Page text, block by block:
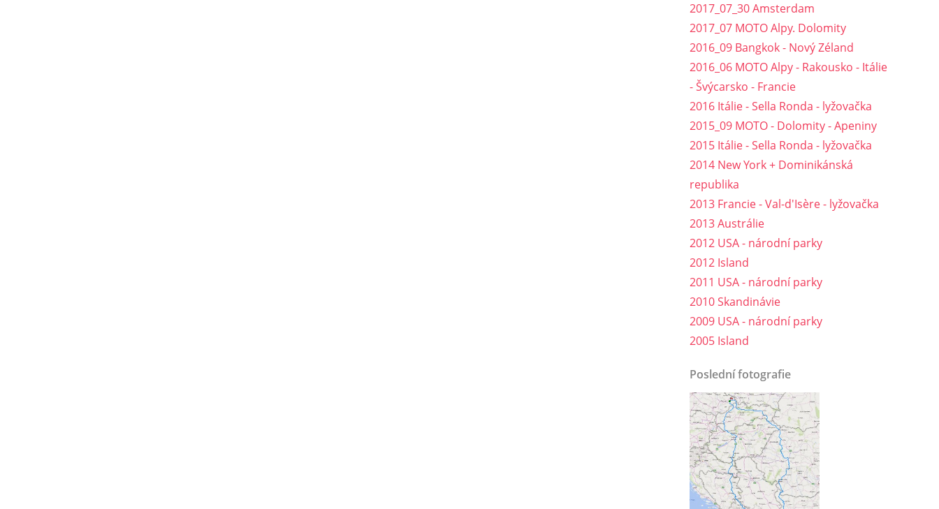
2017_07_30 Amsterdam
2017_07 MOTO Alpy. Dolomity
2016_09 Bangkok - Nový Zéland
2016_06 MOTO Alpy - Rakousko - Itálie
- Švýcarsko - Francie
2016 Itálie - Sella Ronda - lyžovačka
2015_09 MOTO - Dolomity - Apeniny
2015 Itálie - Sella Ronda - lyžovačka
2014 New York + Dominikánská
republika
2013 Francie - Val-d'Isère - lyžovačka
2013 Austrálie
2012 USA - národní parky
2012 Island
2011 USA - národní parky
2010 Skandinávie
2009 USA - národní parky
2005 Island
Poslední fotografie